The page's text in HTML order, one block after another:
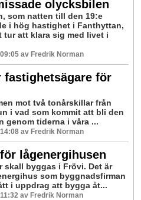
olycksbilen
som natten till den 19:e
i hög hastighet i Fanthyttan,
tur att klara sig med livet i
av Fredrik Norman
fastighetsägare för
mot två tonårskillar från
i vad som kommit att bli den
genom tiderna i våra ...
av Fredrik Norman
lågenergihusen
skall byggas i Frövi. Det är
som byggnadsfirman
i uppdrag att bygga åt...
av Fredrik Norman